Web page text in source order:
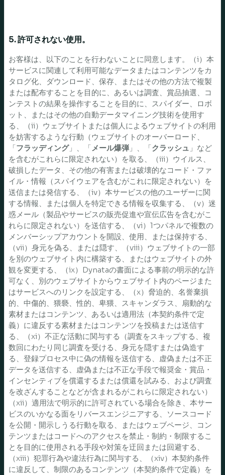
5. 許可されない使用。
お客様は、以下のことを行わないことに同意します。（i）本
サービスに関連して利用可能なデータまたはコンテンツをカ
タログ化、ダウンロード、保存、またはその他の方法で複製
または配布することを目的に、あるいは調査、賞品抽選、コ
ンテストの結果を操作することを目的に、スパイダー、ロボ
ット、またはその他の自動データマイニング技術を使用す
る、（ii）ウェブサイトまたは個人によるウェブサイトの利用
を妨害するような行動（ウェブサイトのオーバーロード、
「フラッディング」、「メール爆弾 」、「クラッシュ 」など
を含むがこれらに限定されない）を取る、（iii）ウイルス、
破損したデータ、その他の有害または破壊的なコード・ファ
イル・情報（スパイウェアを含むがこれに限定されない）を
送信または発信する、（iv）本サービスの他のユーザーに関
する情報、または個人を特定できる情報を収集する、（v）迷
惑メール（製品やサービスの販売促進や宣伝広告を含むがこ
れらに限定されない）を送信する、（vi）1つパネルで複数の
メンバーシップアカウントを開設、使用、または保持する、
（vii）身元を偽る、または隠す、（viii）ウェブサイトの一部
を別のウェブサイト内に構築する、またはウェブサイトの外
観を変更する、（ix）Dynataの書面による事前の明示的な許
可なく、別のウェブサイトからウェブサイト内のページまた
はサービスへのリンクを設定する、（x）脅迫的、名誉棄損
的、中傷的、猥褻、性的、卑猥、スキャンダラス、扇動的な
素材またはコンテンツ、あるいは適用法（本契約条件で定
義）に違反する素材またはコンテンツを投稿または送信す
る、（xi）不正な活動に関与する（調査をスキップする、複
数回にわたり同じ調査を受ける、身元を隠すまたは偽造す
る、登録プロセス中に偽の情報を送信する、虚偽または不正
データを送信する、虚偽または不正な手段で報奨金・賞品・
インセンティブを償還するまたは償還を試みる、および調査
を改ざんすることなどが含まれるがこれらに限定されない）
（xii）適用法で明示的に許可されている場合を除き、本サー
ビスのいかなる面をリバースエンジニアする、ソースコード
を公開・開示しうる行動を取る、またはウェブページ、コン
テンツまたはコードへのアクセスを禁止・制約・制限するこ
とを目的に使用される手段や対策を迂回または回避する、
（xiii）犯罪行為や違法行為に関与する、（xiv）本契約条件
に違反して、制限のあるコンテンツ（本契約条件で定義）を